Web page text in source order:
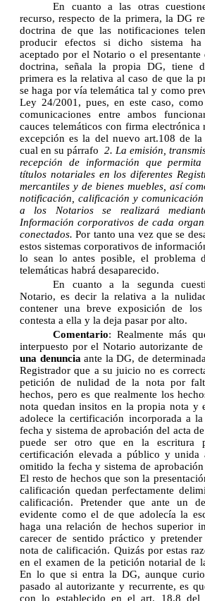
En cuanto a las otras
recurso, respecto de la primera, la DG
doctrina de que las notificaciones
producir efectos si dicho sistema ha
aceptado por el Notario o el presentante
doctrina, señala la propia DG, tiene
primera es la relativa al caso de que la
se haga por vía telemática tal y como
Ley 24/2001, pues, en este caso,
comunicaciones entre ambos
cauces telemáticos con firma electrónica
excepción es la del nuevo art.108 de
cual en su párrafo 2. La emisión,
recepción de información que
títulos notariales en los diferentes
mercantiles y de bienes muebles, así
notificación, calificación y
a los Notarios se realizará
Información corporativos de cada
conectados. Por tanto una vez que se
estos sistemas corporativos de
lo sean lo antes posible, el problema
telemáticas habrá desaparecido.
En cuanto a la segunda
Notario, es decir la relativa a la
contener una breve exposición de
contesta a ella y la deja pasar por alto.
Comentario: Realmente más
interpuesto por el Notario autorizante
una denunciaante la DG, de
Registrador que a su juicio no es
petición de nulidad de la nota por
hechos, pero es que realmente los
nota quedan insitos en la propia nota y
adolece la certificación incorporada a
fecha y sistema de aprobación del acta
puede ser otro que en la escritura
certificación elevada a público y unida
omitido la fecha y sistema de
El resto de hechos que son la
calificación quedan perfectamente
calificación. Pretender que ante un
evidente como el de que adolecía la
haga una relación de hechos superior
carecer de sentido práctico y
nota de calificación. Quizás por estas
en el examen de la petición notarial de
En lo que si entra la DG, aunque
pasado al autorizante y recurrente, es
con lo establecido en el art. 18.8 del